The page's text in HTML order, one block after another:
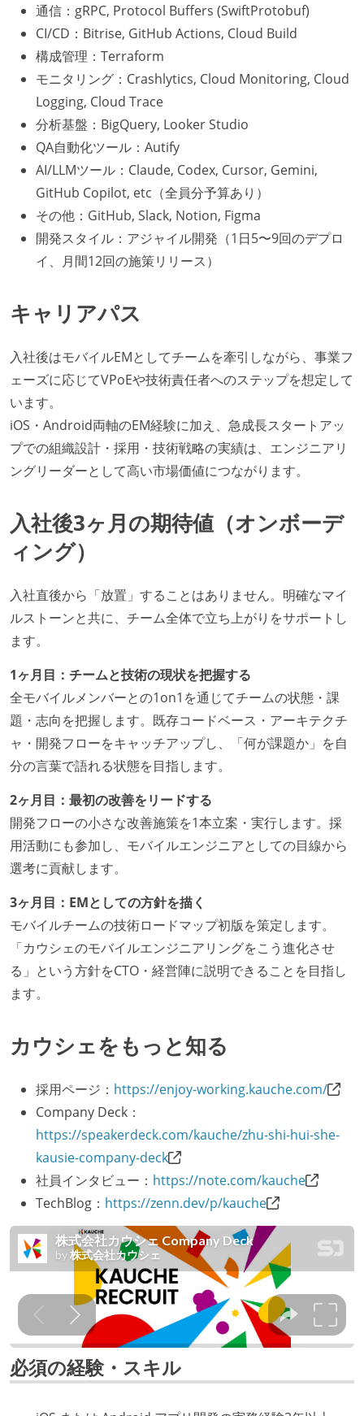
通信：gRPC, Protocol Buffers (SwiftProtobuf)
CI/CD：Bitrise, GitHub Actions, Cloud Build
構成管理：Terraform
モニタリング：Crashlytics, Cloud Monitoring, Cloud
Logging, Cloud Trace
分析基盤：BigQuery, Looker Studio
QA自動化ツール：Autify
AI/LLMツール：Claude, Codex, Cursor, Gemini,
GitHub Copilot, etc（全員分予算あり）
その他：GitHub, Slack, Notion, Figma
開発スタイル：アジャイル開発（1日5〜9回のデプロ
イ、月間12回の施策リリース）
キャリアパス
入社後はモバイルEMとしてチームを牽引しながら、事業フ
ェーズに応じてVPoEや技術責任者へのステップを想定して
います。
iOS・Android両軸のEM経験に加え、急成長スタートアッ
プでの組織設計・採用・技術戦略の実績は、エンジニアリ
ングリーダーとして高い市場価値につながります。
入社後3ヶ月の期待値（オンボーデ
ィング）
入社直後から「放置」することはありません。明確なマイ
ルストーンと共に、チーム全体で立ち上がりをサポートし
ます。
1ヶ月目：チームと技術の現状を把握する
全モバイルメンバーとの1on1を通じてチームの状態・課
題・志向を把握します。既存コードベース・アーキテクチ
ャ・開発フローをキャッチアップし、「何が課題か」を自
分の言葉で語れる状態を目指します。
2ヶ月目：最初の改善をリードする
開発フローの小さな改善施策を1本立案・実行します。採
用活動にも参加し、モバイルエンジニアとしての目線から
選考に貢献します。
3ヶ月目：EMとしての方針を描く
モバイルチームの技術ロードマップ初版を策定します。
「カウシェのモバイルエンジニアリングをこう進化させ
る」という方針をCTO・経営陣に説明できることを目指し
ます。
カウシェをもっと知る
採用ページ： https://enjoy-working.kauche.com/
Company Deck：
https://speakerdeck.com/kauche/zhu-shi-hui-she-
kausie-company-deck
社員インタビュー： https://note.com/kauche
TechBlog： https://zenn.dev/p/kauche
必須の経験・スキル